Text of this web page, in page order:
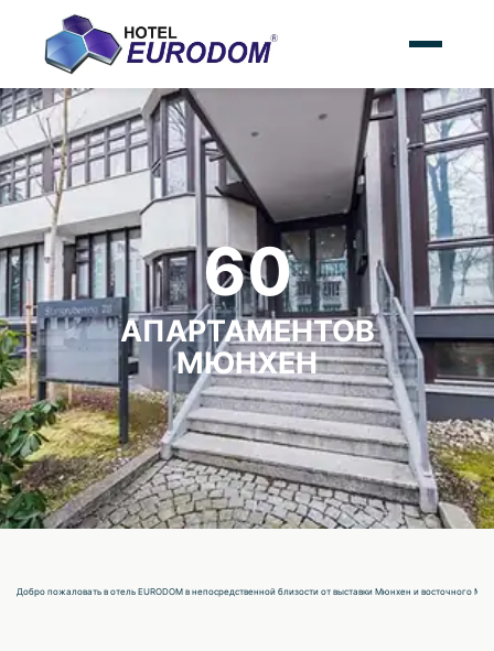
60
АПАРТАМЕНТОВ
МЮНХЕН
Добро пожаловать в отель EURODOM в непосредственной близости от выставки Мюнхен и восточного